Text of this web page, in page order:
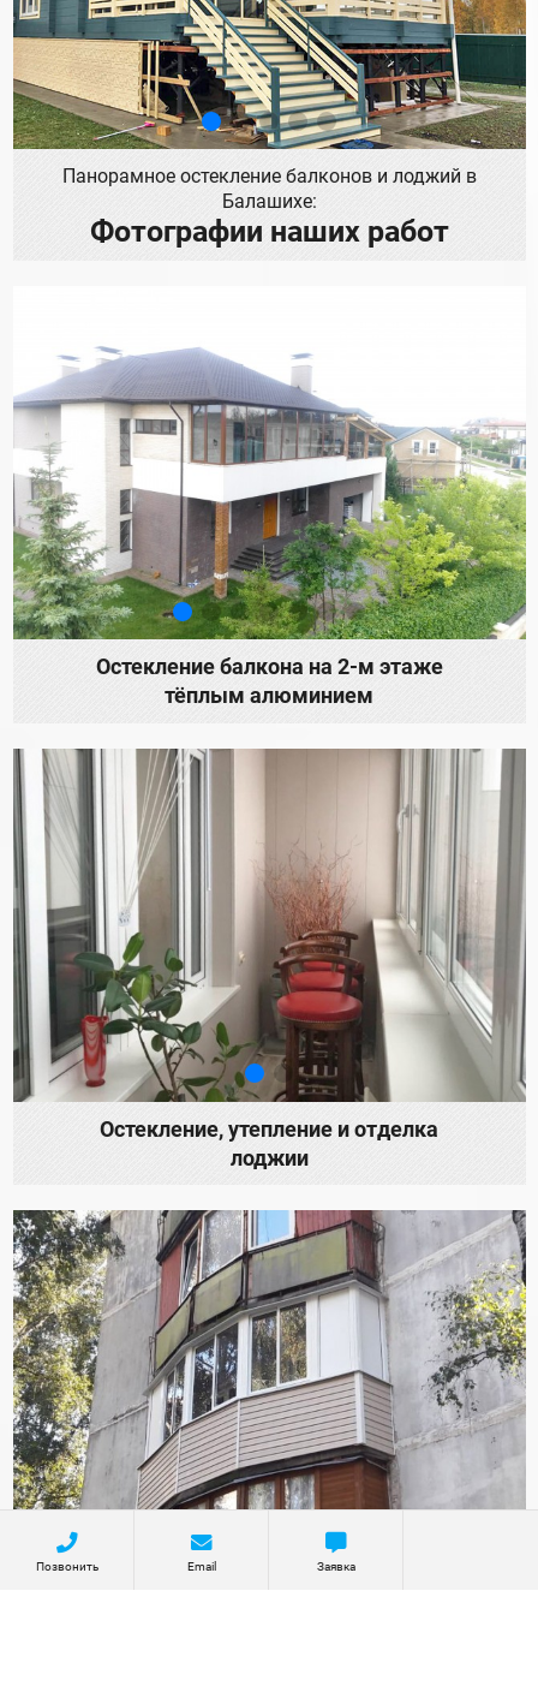
Панорамное остекление балконов и лоджий в
Балашихе:
Фотографии наших работ
Остекление балкона на 2-м этаже
тёплым алюминием
Остекление, утепление и отделка
лоджии
Остекление и отделка балкона
Позвонить Email Заявка